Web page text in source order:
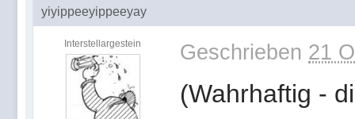
yiyippeeyippeeyay
Interstellargestein Geschrieben 21
(Wahrhaftig -